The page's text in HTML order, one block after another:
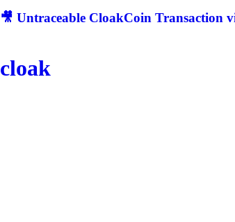
🎥 Untraceable CloakCoin Transaction
cloak